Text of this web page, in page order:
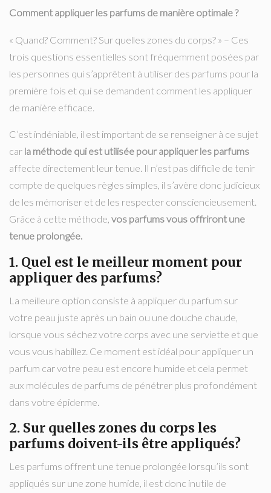
Comment appliquer les parfums de manière optimale ?
« Quand? Comment? Sur quelles zones du corps? » – Ces
trois questions essentielles sont fréquemment posées par
les personnes qui s’apprêtent à utiliser des parfums pour la
première fois et qui se demandent comment les appliquer
de manière efficace.
C’est indéniable, il est important de se renseigner à ce sujet
car la méthode qui est utilisée pour appliquer les parfums
affecte directement leur tenue. Il n’est pas difficile de tenir
compte de quelques règles simples, il s’avère donc judicieux
de les mémoriser et de les respecter consciencieusement.
Grâce à cette méthode, vos parfums vous offriront une
tenue prolongée.
1. Quel est le meilleur moment pour
appliquer des parfums?
La meilleure option consiste à appliquer du parfum sur
votre peau juste après un bain ou une douche chaude,
lorsque vous séchez votre corps avec une serviette et que
vous vous habillez. Ce moment est idéal pour appliquer un
parfum car votre peau est encore humide et cela permet
aux molécules de parfums de pénétrer plus profondément
dans votre épiderme.
2. Sur quelles zones du corps les
parfums doivent-ils être appliqués?
Les parfums offrent une tenue prolongée lorsqu’ils sont
appliqués sur une zone humide, il est donc inutile de